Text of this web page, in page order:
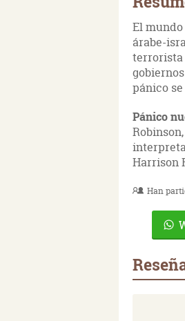
El
árabe-
terrorista
pánico
Pánico
Harrison
Han